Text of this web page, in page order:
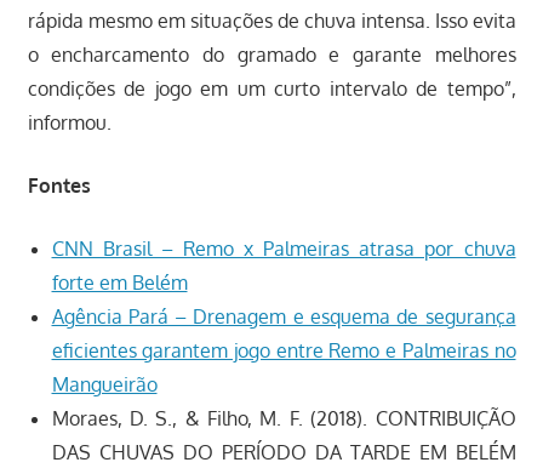
rápida mesmo em situações de chuva intensa. Isso evita
o encharcamento do gramado e garante melhores
condições de jogo em um curto intervalo de tempo”,
informou.
Fontes
CNN Brasil – Remo x Palmeiras atrasa por chuva
forte em Belém
Agência Pará – Drenagem e esquema de segurança
eficientes garantem jogo entre Remo e Palmeiras no
Mangueirão
Moraes, D. S., & Filho, M. F. (2018). CONTRIBUIÇÃO
DAS CHUVAS DO PERÍODO DA TARDE EM BELÉM